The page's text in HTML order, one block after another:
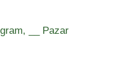
__ Pazar